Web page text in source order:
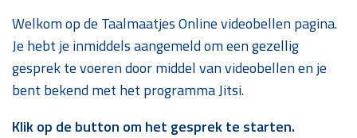
Welkom op de Taalmaatjes Online videobellen pagina.
Je hebt je inmiddels aangemeld om een gezellig
gesprek te voeren door middel van videobellen en je
bent bekend met het programma Jitsi.
Klik op de button om het gesprek te starten.